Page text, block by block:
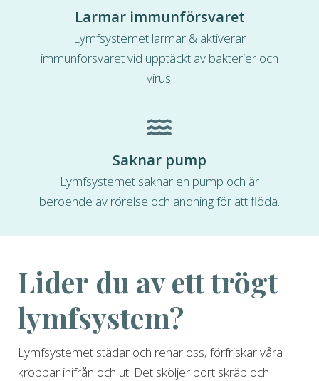
Larmar immunförsvaret
Lymfsystemet larmar & aktiverar
immunförsvaret vid upptäckt av bakterier och
virus.
Saknar pump
Lymfsystemet saknar en pump och är
beroende av rörelse och andning för att flöda.
Lider du av ett trögt
lymfsystem?
Lymfsystemet städar och renar oss, förfriskar våra
kroppar inifrån och ut. Det sköljer bort skräp och